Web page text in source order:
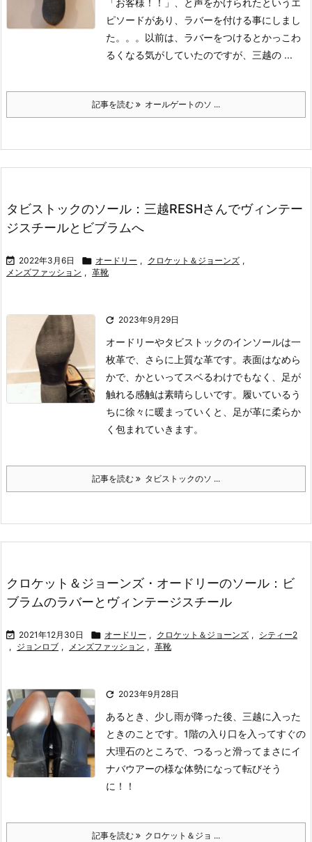
「お客様！！」、と声をかけられたというエ
ピソードがあり、ラバーを付ける事にしまし
た。。。以前は、ラバーをつけるとかっこわ
るくなる気がしていたのですが、三越の ...
記事を読む オールゲートのソ ...
タビストックのソール：三越RESHさんでヴィンテー
ジスチールとビブラムへ
 2022年3月6日  オードリー , クロケット＆ジョーンズ ,
メンズファッション , 革靴
 2023年9月29日
オードリーやタビストックのインソールは一
枚革で、さらに上質な革です。表面はなめら
かで、かといってスベるわけでもなく、足が
触れる感触は素晴らしいです。履いているう
ちに徐々に暖まっていくと、足が革に柔らか
く包まれていきます。
記事を読む タビストックのソ ...
クロケット＆ジョーンズ・オードリーのソール：ビ
ブラムのラバーとヴィンテージスチール
 2021年12月30日  オードリー , クロケット＆ジョーンズ , シティー2
, ジョンロブ , メンズファッション , 革靴
 2023年9月28日
あるとき、少し雨が降った後、三越に入った
ときのことです。1階の入り口を入ってすぐの
大理石のところで、つるっと滑ってまさにイ
ナバウアーの様な体勢になって転びそう
に！！
記事を読む クロケット＆ジョ ...